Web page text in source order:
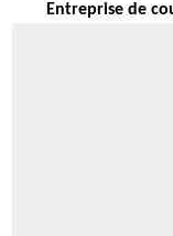
Entreprise de